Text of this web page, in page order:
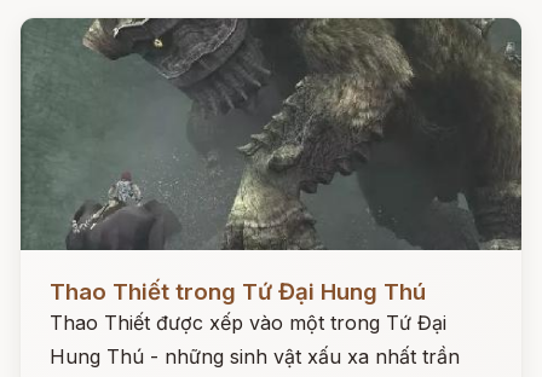
Thao Thiết trong Tứ Đại Hung Thú
Thao Thiết được xếp vào một trong Tứ Đại
Hung Thú - những sinh vật xấu xa nhất trần